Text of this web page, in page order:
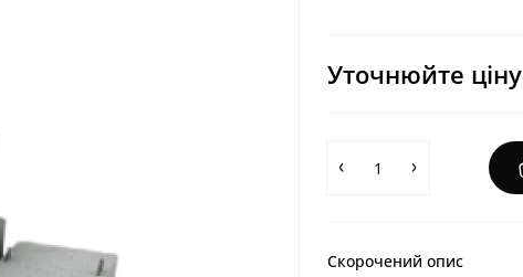
Уточнюйте ціну
Скорочений опис